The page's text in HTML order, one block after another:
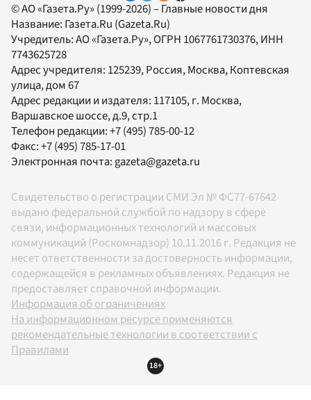
© АО «Газета.Ру» (1999-2026) – Главные новости дня
Название: Газета.Ru (Gazeta.Ru)
Учредитель:АО «Газета.Ру», ОГРН 1067761730376, ИНН
7743625728
Адрес учредителя: 125239, Россия, Москва, Коптевская
улица, дом 67
Адрес редакции и издателя: 117105, г. Москва,
Варшавское шоссе, д.9, стр.1
Телефон редакции:+7 (495) 785-00-12
Факс:+7 (495) 785-17-01
Электронная почта:gazeta@gazeta.ru
Свидетельство о регистрации СМИ Эл № ФС77-67642
выдано федеральной службой по надзору в сфере
связи, информационных технологий и массовых
коммуникаций (Роскомнадзор) 10.11.2016 г. Редакция не
несет ответственности за достоверность информации,
содержащейся в рекламных объявлениях. Редакция не
предоставляет справочной информации.
Информация об ограничениях
На информационном ресурсе применяются
рекомендательные технологии в соответствии с
Правилами
18+